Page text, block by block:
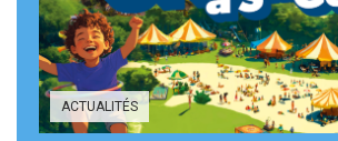
ACTUALITÉS